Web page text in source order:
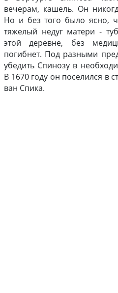
вечерам, кашель. Он
Но и без того было ясно,
тяжелый недуг матери -
этой деревне, без
погибнет. Под разными
убедить Спинозу в
В 1670 году он поселился в
ван Спика.